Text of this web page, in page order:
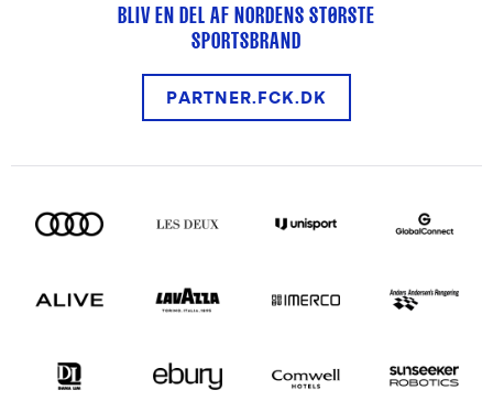
BLIV EN DEL AF NORDENS STØRSTE
SPORTSBRAND
PARTNER.FCK.DK